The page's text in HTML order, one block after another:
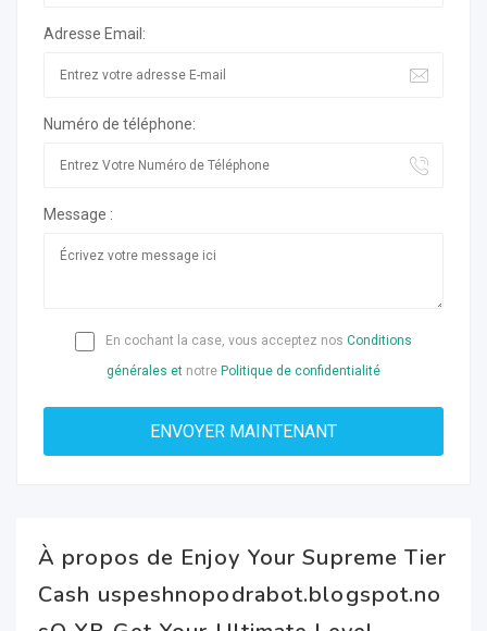
Adresse Email:
Numéro de téléphone:
Message :
En cochant la case, vous acceptez nos Conditions
générales et notre Politique de confidentialité
À propos de Enjoy Your Supreme Tier
Cash uspeshnopodrabot.blogspot.no